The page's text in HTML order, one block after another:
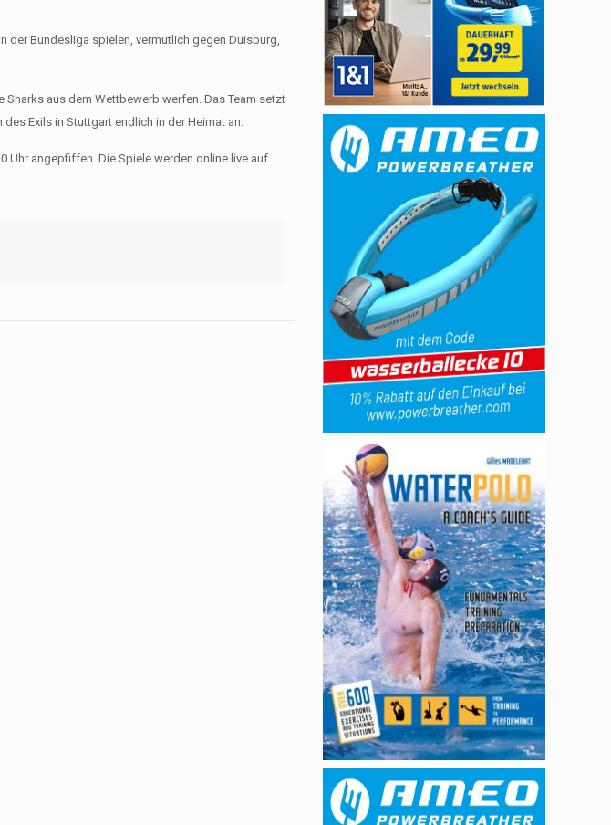
der Bundesliga spielen, vermutlich gegen Duisburg,
aus dem Wettbewerb werfen. Das Team setzt
Exils in Stuttgart endlich in der Heimat an.
Uhr angepfiffen. Die Spiele werden online live auf